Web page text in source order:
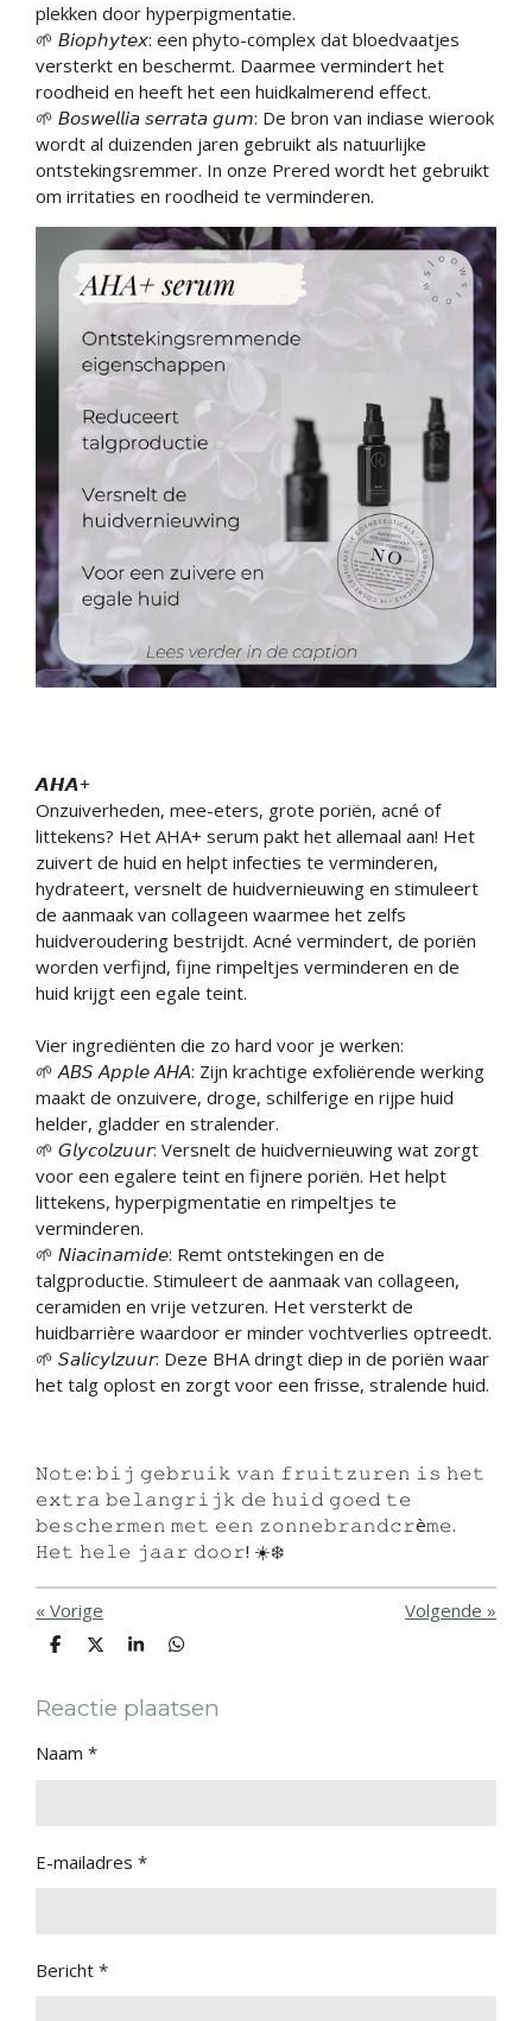
plekken door hyperpigmentatie.
🌱 𝘉𝘪𝘰𝘱𝘩𝘺𝘵𝘦𝘹: een phyto-complex dat bloedvaatjes
versterkt en beschermt. Daarmee vermindert het
roodheid en heeft het een huidkalmerend effect.
🌱 𝘉𝘰𝘴𝘸𝘦𝘭𝘭𝘪𝘢 𝘴𝘦𝘳𝘳𝘢𝘵𝘢 𝘨𝘶𝘮: De bron van indiase wierook
wordt al duizenden jaren gebruikt als natuurlijke
ontstekingsremmer. In onze Prered wordt het gebruikt
om irritaties en roodheid te verminderen.
𝘼𝙃𝘼+
Onzuiverheden, mee-eters, grote poriën, acné of
littekens? Het AHA+ serum pakt het allemaal aan! Het
zuivert de huid en helpt infecties te verminderen,
hydrateert, versnelt de huidvernieuwing en stimuleert
de aanmaak van collageen waarmee het zelfs
huidveroudering bestrijdt. Acné vermindert, de poriën
worden verfijnd, fijne rimpeltjes verminderen en de
huid krijgt een egale teint.
Vier ingrediënten die zo hard voor je werken:
🌱 𝘈𝘉𝘚 𝘈𝘱𝘱𝘭𝘦 𝘈𝘏𝘈: Zijn krachtige exfoliërende werking
maakt de onzuivere, droge, schilferige en rijpe huid
helder, gladder en stralender.
🌱 𝘎𝘭𝘺𝘤𝘰𝘭𝘻𝘶𝘶𝘳: Versnelt de huidvernieuwing wat zorgt
voor een egalere teint en fijnere poriën. Het helpt
littekens, hyperpigmentatie en rimpeltjes te
verminderen.
🌱 𝘕𝘪𝘢𝘤𝘪𝘯𝘢𝘮𝘪𝘥𝘦: Remt ontstekingen en de
talgproductie. Stimuleert de aanmaak van collageen,
ceramiden en vrije vetzuren. Het versterkt de
huidbarrière waardoor er minder vochtverlies optreedt.
🌱 𝘚𝘢𝘭𝘪𝘤𝘺𝘭𝘻𝘶𝘶𝘳: Deze BHA dringt diep in de poriën waar
het talg oplost en zorgt voor een frisse, stralende huid.
𝙽𝚘𝚝𝚎: 𝚋𝚒𝚓 𝚐𝚎𝚋𝚛𝚞𝚒𝚔 𝚟𝚊𝚗 𝚏𝚛𝚞𝚒𝚝𝚣𝚞𝚛𝚎𝚗 𝚒𝚜 𝚑𝚎𝚝
𝚎𝚡𝚝𝚛𝚊 𝚋𝚎𝚕𝚊𝚗𝚐𝚛𝚒𝚓𝚔 𝚍𝚎 𝚑𝚞𝚒𝚍 𝚐𝚘𝚎𝚍 𝚝𝚎
𝚋𝚎𝚜𝚌𝚑𝚎𝚛𝚖𝚎𝚗 𝚖𝚎𝚝 𝚎𝚎𝚗 𝚣𝚘𝚗𝚗𝚎𝚋𝚛𝚊𝚗𝚍𝚌𝚛è𝚖𝚎.
𝙷𝚎𝚝 𝚑𝚎𝚕𝚎 𝚓𝚊𝚊𝚛 𝚍𝚘𝚘𝚛! ☀️❄️
« Vorige Volgende »
D
e
n
D
l
S
r
e
D
e
n
Reactie plaatsen
Naam *
E-mailadres *
Bericht *